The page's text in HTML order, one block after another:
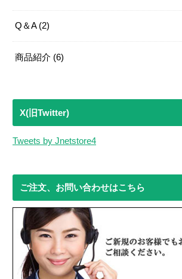
Q＆A (2)
商品紹介 (6)
X(旧Twitter)
Tweets by Jnetstore4
ご注文、お問い合わせはこちら